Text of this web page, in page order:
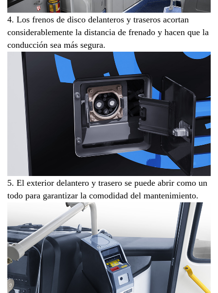
4. Los frenos de disco delanteros y traseros acortan
considerablemente la distancia de frenado y hacen que la
conducción sea más segura.
5. El exterior delantero y trasero se puede abrir como un
todo para garantizar la comodidad del mantenimiento.